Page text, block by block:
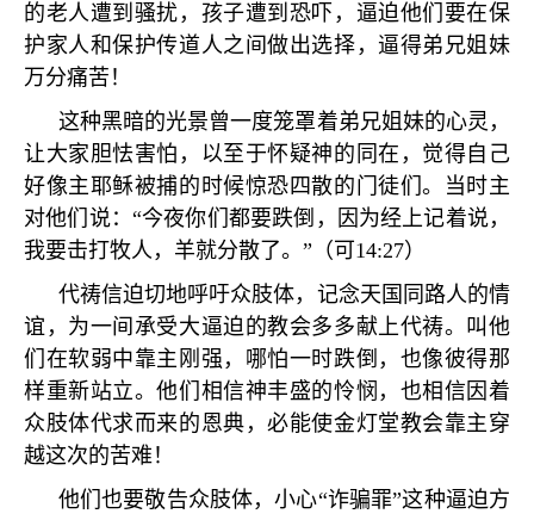
的老人遭到骚扰，孩子遭到恐吓，逼迫他们要在保
护家人和保护传道人之间做出选择，逼得弟兄姐妹
万分痛苦！
这种黑暗的光景曾一度笼罩着弟兄姐妹的心灵，
让大家胆怯害怕，以至于怀疑神的同在，觉得自己
好像主耶稣被捕的时候惊恐四散的门徒们。当时主
对他们说： “今夜你们都要跌倒，因为经上记着说，
我要击打牧人，羊就分散了。 ” （可 14:27）
代祷信迫切地呼吁众肢体，记念天国同路人的情
谊，为一间承受大逼迫的教会多多献上代祷。叫他
们在软弱中靠主刚强，哪怕一时跌倒，也像彼得那
样重新站立。他们相信神丰盛的怜悯，也相信因着
众肢体代求而来的恩典，必能使金灯堂教会靠主穿
越这次的苦难！
他们也要敬告众肢体，小心“诈骗罪”这种逼迫方